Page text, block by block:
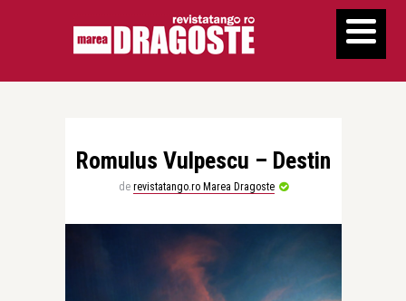
Romulus Vulpescu – Destin
de revistatango.ro Marea Dragoste